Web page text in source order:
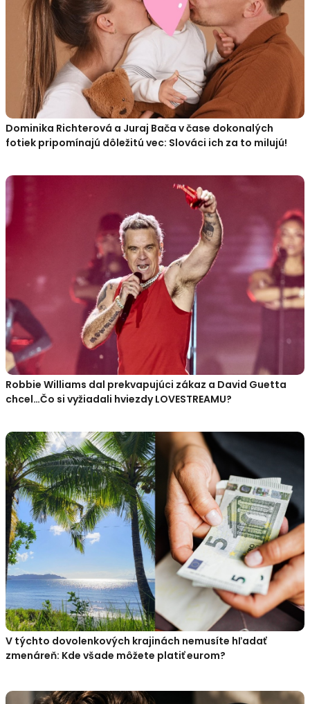
Dominika Richterová a Juraj Bača v čase dokonalých
fotiek pripomínajú dôležitú vec: Slováci ich za to milujú!
Robbie Williams dal prekvapujúci zákaz a David Guetta
chcel…Čo si vyžiadali hviezdy LOVESTREAMU?
V týchto dovolenkových krajinách nemusíte hľadať
zmenáreň: Kde všade môžete platiť eurom?